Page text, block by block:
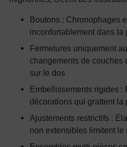
Boutons : Chronophages
inconfortablement dans la
Fermetures uniquement
changements de couches
sur le dos
Embellissements rigides :
décorations qui grattent la
Ajustements restrictifs :
non extensibles limitent le